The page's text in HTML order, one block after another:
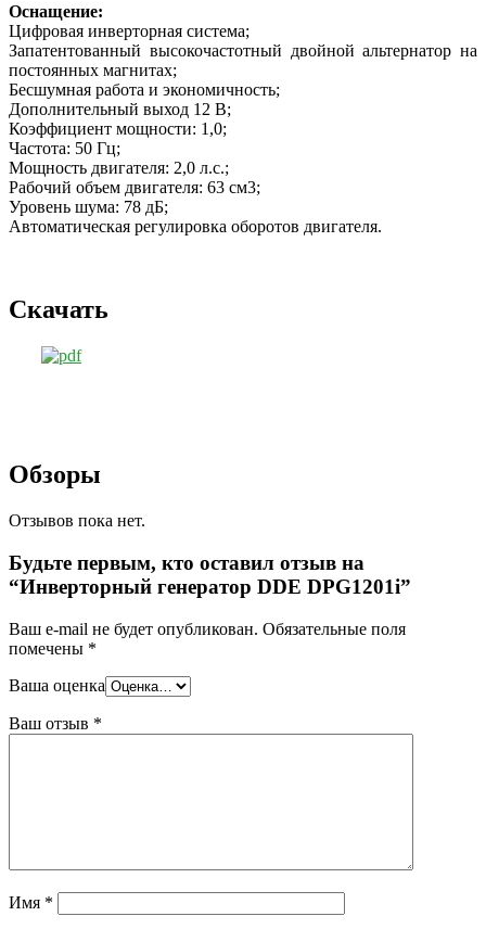
Оснащение:
Цифровая инверторная система;
Запатентованный высокочастотный двойной альтернатор на
постоянных магнитах;
Бесшумная работа и экономичность;
Дополнительный выход 12 В;
Коэффициент мощности: 1,0;
Частота: 50 Гц;
Мощность двигателя: 2,0 л.с.;
Рабочий объем двигателя: 63 см3;
Уровень шума: 78 дБ;
Автоматическая регулировка оборотов двигателя.
Скачать
Обзоры
Отзывов пока нет.
Будьте первым, кто оставил отзыв на
“Инверторный генератор DDE DPG1201i”
Ваш e-mail не будет опубликован. Обязательные поля
помечены *
Ваша оценка
Ваш отзыв *
Имя *